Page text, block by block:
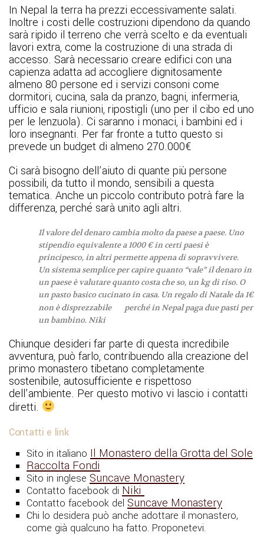
In Nepal la terra ha prezzi eccessivamente salati.
Inoltre i costi delle costruzioni dipendono da quando
sarà ripido il terreno che verrà scelto e da eventuali
lavori extra, come la costruzione di una strada di
accesso. Sarà necessario creare edifici con una
capienza adatta ad accogliere dignitosamente
almeno 80 persone ed i servizi consoni come
dormitori, cucina, sala da pranzo, bagni, infermeria,
ufficio e sala riunioni, ripostigli (uno per il cibo ed uno
per le lenzuola). Ci saranno i monaci, i bambini ed i
loro insegnanti. Per far fronte a tutto questo si
prevede un budget di almeno 270.000€
Ci sarà bisogno dell’aiuto di quante più persone
possibili, da tutto il mondo, sensibili a questa
tematica. Anche un piccolo contributo potrà fare la
differenza, perché sarà unito agli altri.
Il valore del denaro cambia molto da paese a paese. Uno
stipendio equivalente a 1000 € in certi paesi è
principesco, in altri permette appena di sopravvivere.
Un sistema semplice per capire quanto “vale” il denaro in
un paese è valutare quanto costa che so, un kg di riso. O
un pasto basico cucinato in casa. Un regalo di Natale da 1€
non è disprezzabile
perché in Nepal paga due pasti per
un bambino. Niki
Chiunque desideri far parte di questa incredibile
avventura, può farlo, contribuendo alla creazione del
primo monastero tibetano completamente
sostenibile, autosufficiente e rispettoso
dell’ambiente. Per questo motivo vi lascio i contatti
diretti.
Contatti e link
Sito in italiano Il Monastero della Grotta del Sole
Raccolta Fondi
Sito in inglese Suncave Monastery
Contatto facebook di Niki
Contatto facebook del Suncave Monastery
Chi lo desidera può anche adottare il monastero,
come già qualcuno ha fatto. Proponetevi.